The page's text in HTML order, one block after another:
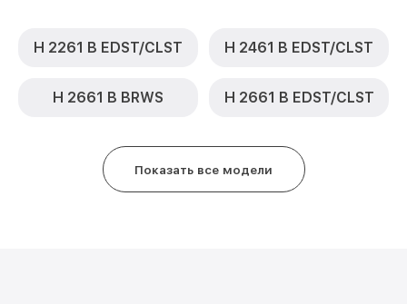
H 2261 B EDST/CLST H 2461 B EDST/CLST
H 2661 B BRWS H 2661 B EDST/CLST
Показать все модели